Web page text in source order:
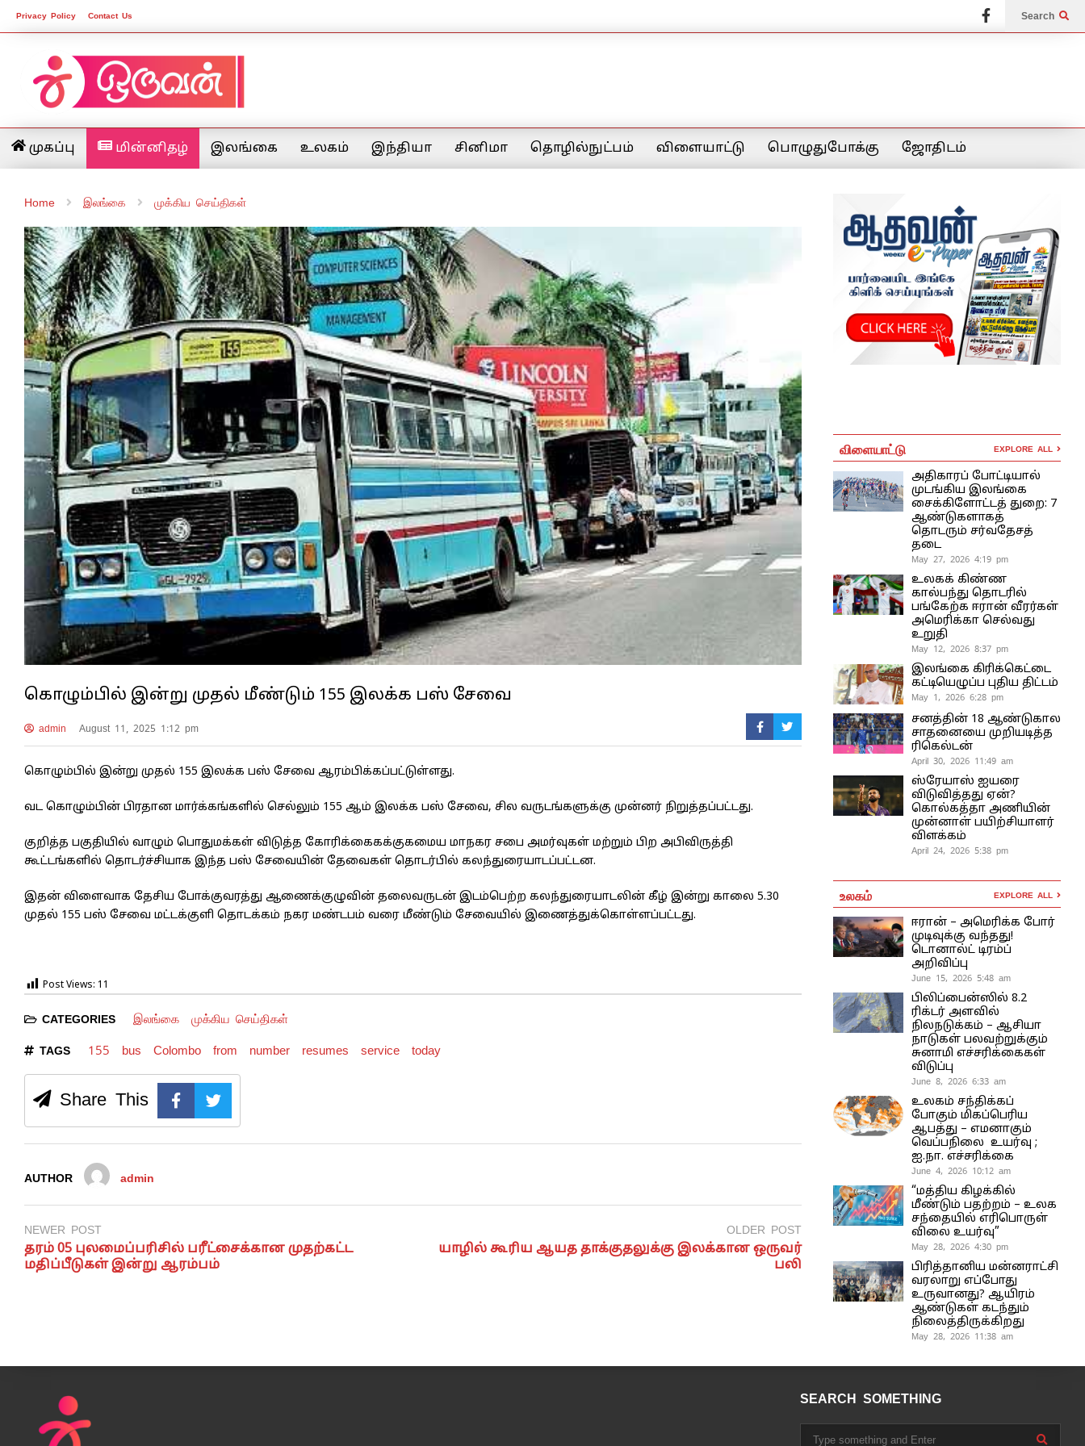
Privacy Policy Contact Us Search
முகப்பு மின்னிதழ் இலங்கை உலகம் இந்தியா சினிமா தொழில்நுட்பம் விளையாட்டு பொழுதுபோக்கு ஜோதிடம்
Home இலங்கை முக்கிய செய்திகள்
கொழும்பில் இன்று முதல் மீண்டும் 155 இலக்க பஸ் சேவை
admin August 11, 2025 1:12 pm
கொழும்பில் இன்று முதல் 155 இலக்க பஸ் சேவை ஆரம்பிக்கப்பட்டுள்ளது.
வட கொழும்பின் பிரதான மார்க்கங்களில் செல்லும் 155 ஆம் இலக்க பஸ் சேவை, சில வருடங்களுக்கு முன்னர் நிறுத்தப்பட்டது.
குறித்த பகுதியில் வாழும் பொதுமக்கள் விடுத்த கோரிக்கைகக்குகமைய மாநகர சபை அமர்வுகள் மற்றும் பிற அபிவிருத்தி
கூட்டங்களில் தொடர்ச்சியாக இந்த பஸ் சேவையின் தேவைகள் தொடர்பில் கலந்துரையாடப்பட்டன.
இதன் விளைவாக தேசிய போக்குவரத்து ஆணைக்குழுவின் தலைவருடன் இடம்பெற்ற கலந்துரையாடலின் கீழ் இன்று காலை 5.30
முதல் 155 பஸ் சேவை மட்டக்குளி தொடக்கம் நகர மண்டபம் வரை மீண்டும் சேவையில் இணைத்துக்கொள்ளப்பட்டது.
Post Views: 11
CATEGORIES இலங்கை முக்கிய செய்திகள்
TAGS 155 bus Colombo from number resumes service today
Share This
AUTHOR admin
NEWER POST
தரம் 05 புலமைப்பரிசில் பரீட்சைக்கான முதற்கட்ட
மதிப்பீடுகள் இன்று ஆரம்பம்
OLDER POST
யாழில் கூரிய ஆயத தாக்குதலுக்கு இலக்கான ஒருவர்
பலி
விளையாட்டு EXPLORE ALL
அதிகாரப் போட்டியால்
முடங்கிய இலங்கை
சைக்கிளோட்டத் துறை: 7
ஆண்டுகளாகத்
தொடரும் சர்வதேசத்
தடை
May 27, 2026 4:19 pm
உலகக் கிண்ண
கால்பந்து தொடரில்
பங்கேற்க ஈரான் வீரர்கள்
அமெரிக்கா செல்வது
உறுதி
May 12, 2026 8:37 pm
இலங்கை கிரிக்கெட்டை
கட்டியெழுப்ப புதிய திட்டம்
May 1, 2026 6:28 pm
சனத்தின் 18 ஆண்டுகால
சாதனையை முறியடித்த
ரிகெல்டன்
April 30, 2026 11:49 am
ஸ்ரேயாஸ் ஐயரை
விடுவித்தது ஏன்?
கொல்கத்தா அணியின்
முன்னாள் பயிற்சியாளர்
விளக்கம்
April 24, 2026 5:38 pm
உலகம் EXPLORE ALL
ஈரான் – அமெரிக்க போர்
முடிவுக்கு வந்தது!
டொனால்ட் டிரம்ப்
அறிவிப்பு
June 15, 2026 5:48 am
பிலிப்பைன்ஸில் 8.2
ரிக்டர் அளவில்
நிலநடுக்கம் – ஆசியா
நாடுகள் பலவற்றுக்கும்
சுனாமி எச்சரிக்கைகள்
விடுப்பு
June 8, 2026 6:33 am
உலகம் சந்திக்கப்
போகும் மிகப்பெரிய
ஆபத்து – எமனாகும்
வெப்பநிலை உயர்வு ;
ஐ.நா. எச்சரிக்கை
June 4, 2026 10:12 am
“மத்திய கிழக்கில்
மீண்டும் பதற்றம் – உலக
சந்தையில் எரிபொருள்
விலை உயர்வு”
May 28, 2026 4:30 pm
பிரித்தானிய மன்னராட்சி
வரலாறு எப்போது
உருவானது? ஆயிரம்
ஆண்டுகள் கடந்தும்
நிலைத்திருக்கிறது
May 28, 2026 11:38 am
SEARCH SOMETHING